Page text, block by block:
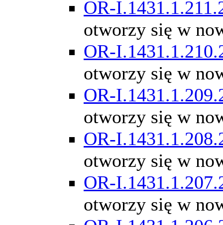
OR-
otworzy się w
OR-
otworzy się w
OR-
otworzy się w
OR-
otworzy się w
OR-
otworzy się w